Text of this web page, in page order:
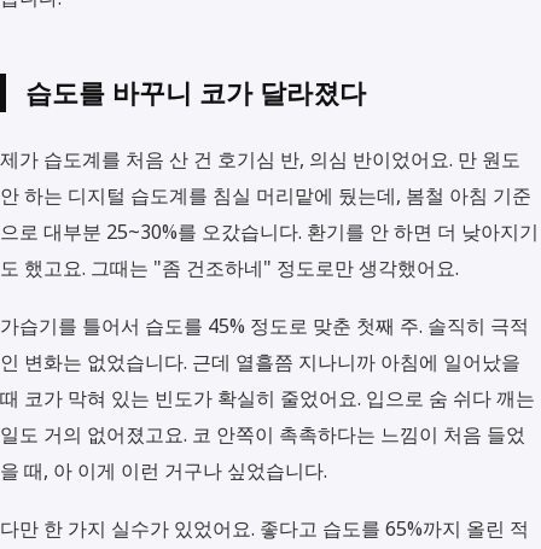
습도를 바꾸니 코가 달라졌다
제가 습도계를 처음 산 건 호기심 반, 의심 반이었어요. 만 원도
안 하는 디지털 습도계를 침실 머리맡에 뒀는데, 봄철 아침 기준
으로 대부분 25~30%를 오갔습니다. 환기를 안 하면 더 낮아지기
도 했고요. 그때는 "좀 건조하네" 정도로만 생각했어요.
가습기를 틀어서 습도를 45% 정도로 맞춘 첫째 주. 솔직히 극적
인 변화는 없었습니다. 근데 열흘쯤 지나니까 아침에 일어났을
때 코가 막혀 있는 빈도가 확실히 줄었어요. 입으로 숨 쉬다 깨는
일도 거의 없어졌고요. 코 안쪽이 촉촉하다는 느낌이 처음 들었
을 때, 아 이게 이런 거구나 싶었습니다.
다만 한 가지 실수가 있었어요. 좋다고 습도를 65%까지 올린 적